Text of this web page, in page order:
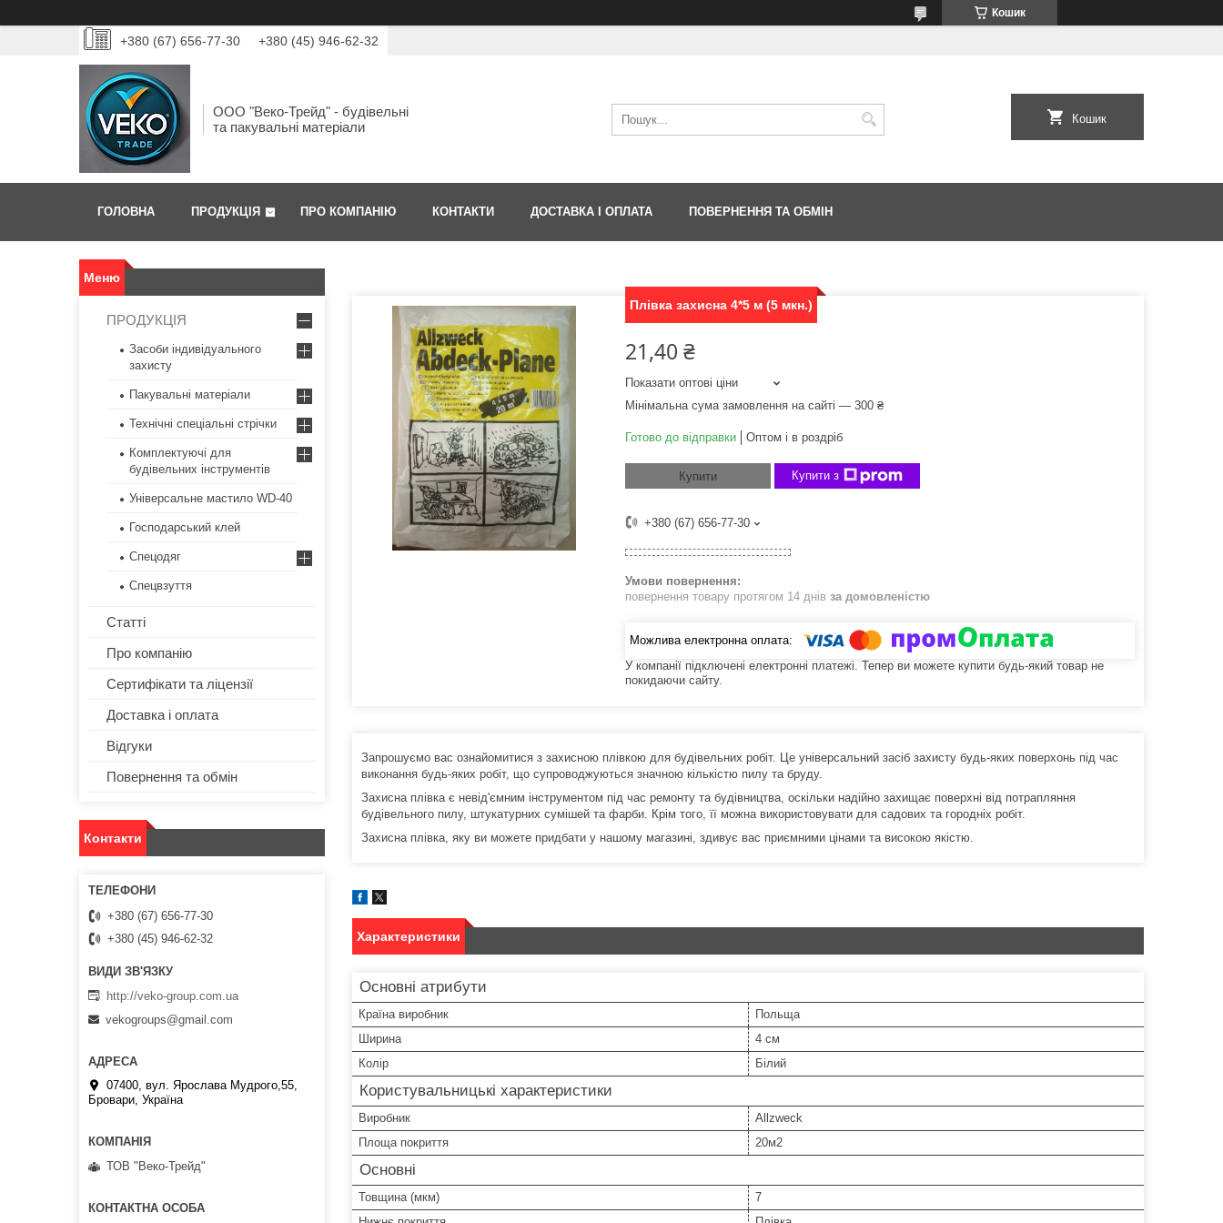
Кошик
+380 (67) 656-77-30 +380 (45) 946-62-32
ООО "Веко-Трейд" - будівельні
та пакувальні матеріали
Кошик
ГОЛОВНА ПРОДУКЦІЯ ПРО КОМПАНІЮ КОНТАКТИ ДОСТАВКА І ОПЛАТА ПОВЕРНЕННЯ ТА ОБМІН
Плівка захисна 4*5 м (5 мкн.)
21,40 ₴
Показати оптові ціни
Мінімальна сума замовлення на сайті — 300 ₴
Готово до відправки Оптом і в роздріб
Купити Купити з
+380 (67) 656-77-30
повернення товару протягом 14 днів за домовленістю
У компанії підключені електронні платежі. Тепер ви можете купити будь-який товар не
покидаючи сайту.
Запрошуємо вас ознайомитися з захисною плівкою для будівельних робіт. Це універсальний засіб захисту будь-яких поверхонь під час
виконання будь-яких робіт, що супроводжуються значною кількістю пилу та бруду.
Захисна плівка є невід'ємним інструментом під час ремонту та будівництва, оскільки надійно захищає поверхні від потрапляння
будівельного пилу, штукатурних сумішей та фарби. Крім того, її можна використовувати для садових та городніх робіт.
Захисна плівка, яку ви можете придбати у нашому магазині, здивує вас приємними цінами та високою якістю.
Характеристики
Основні атрибути
Країна виробник
Польща
Ширина
4 см
Колір
Білий
Користувальницькі характеристики
Виробник
Allzweck
Площа покриття
20м2
Основні
Товщина (мкм)
7
ПРОДУКЦІЯ
Засоби індивідуального
захисту
Пакувальні матеріали
Технічні спеціальні стрічки
Комплектуючі для
будівельних інструментів
Універсальне мастило WD-40
Господарський клей
Спецодяг
Спецвзуття
Статті
Про компанію
Сертифікати та ліцензії
Доставка і оплата
Відгуки
Повернення та обмін
Контакти
+380 (67) 656-77-30
+380 (45) 946-62-32
http://veko-group.com.ua
vekogroups@gmail.com
07400, вул. Ярослава Мудрого,55,
Бровари, Україна
ТОВ "Веко-Трейд"